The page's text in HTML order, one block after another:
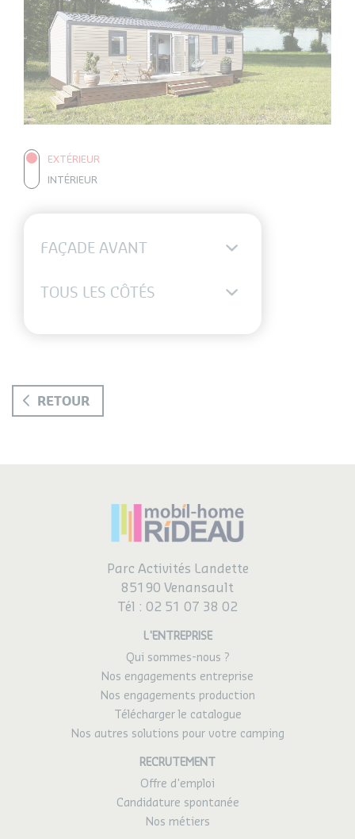
EXTÉRIEUR
INTÉRIEUR
MOBIL-HOME
FAÇADE AVANT
TOUS LES CÔTÉS
RETOUR
Parc Activités Landette
85190 Venansault
Tél : 02 51 07 38 02
L'ENTREPRISE
Qui sommes-nous ?
Nos engagements entreprise
Nos engagements production
Télécharger le catalogue
Nos autres solutions pour votre camping
RECRUTEMENT
Offre d'emploi
Candidature spontanée
Nos métiers